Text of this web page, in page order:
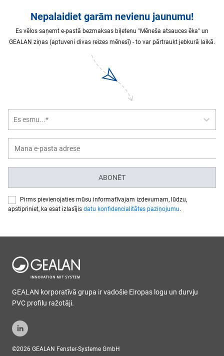
Nepalaidiet garām nevienu jaunumu!
Es vēlos saņemt e-pastā bezmaksas biļetenu "Mēneša atsauces ēka" un
GEALAN ziņas (aptuveni divas reizes mēnesī) - to var pārtraukt jebkurā laikā.
Es esmu...*
ABONĒT
Pirms pievienojaties mūsu informatīvajam izdevumam, lūdzu,
apstipriniet, ka esat izlasījis datu konfidencialitātes paziņojumu.
GEALAN korporatīvā grupa ir vadošie Eiropas logu un durvju
PVC profilu ražotāji.
©2026 GEALAN Fenster-Systeme GmbH